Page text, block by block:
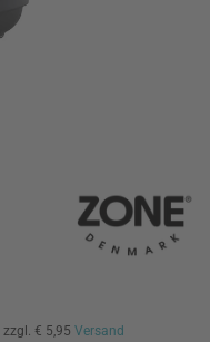
zzgl. € 5,95 Versand